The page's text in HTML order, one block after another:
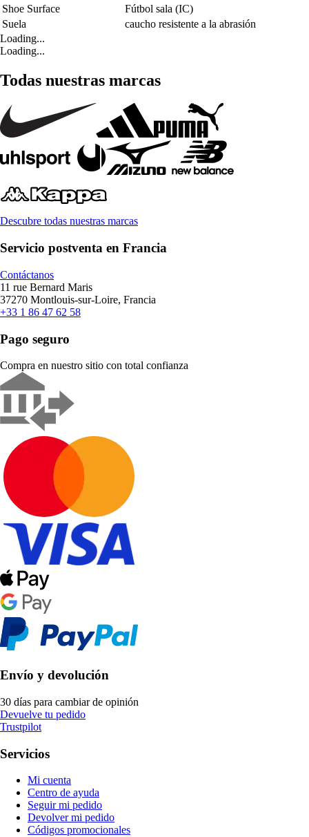
Shoe Surface
Fútbol sala (IC)
Suela
caucho resistente a la abrasión
Loading...
Loading...
Todas nuestras marcas
Descubre todas nuestras marcas
Servicio postventa en Francia
Contáctanos
11 rue Bernard Maris
37270 Montlouis-sur-Loire, Francia
+33 1 86 47 62 58
Pago seguro
Compra en nuestro sitio con total confianza
Envío y devolución
30 días para cambiar de opinión
Devuelve tu pedido
Trustpilot
Servicios
Mi cuenta
Centro de ayuda
Seguir mi pedido
Devolver mi pedido
Códigos promocionales